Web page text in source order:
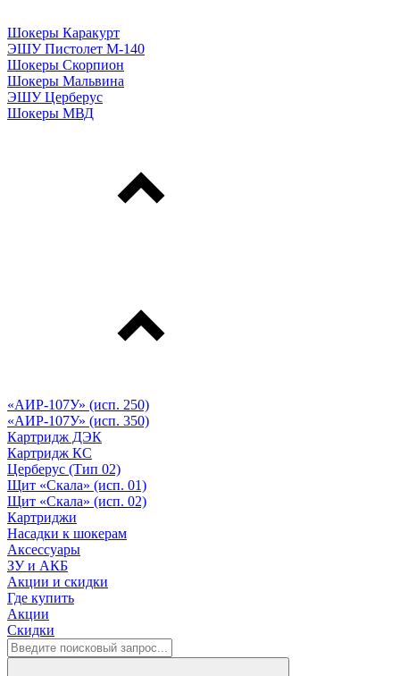
Шокеры Каракурт
ЭШУ Пистолет М-140
Шокеры Скорпион
Шокеры Мальвина
ЭШУ Церберус
Шокеры МВД
«АИР-107У» (исп. 250)
«АИР-107У» (исп. 350)
Картридж ДЭК
Картридж КС
Церберус (Тип 02)
Щит «Скала» (исп. 01)
Щит «Скала» (исп. 02)
Картриджи
Насадки к шокерам
Аксессуары
ЗУ и АКБ
Акции и скидки
Где купить
Акции
Скидки